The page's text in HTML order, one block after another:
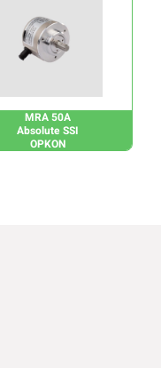
MRA 50A
Absolute SSI
OPKON